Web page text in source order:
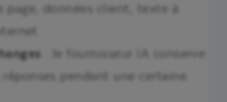
page, données client, texte à
: le fournisseur IA conserve
pendant une certaine